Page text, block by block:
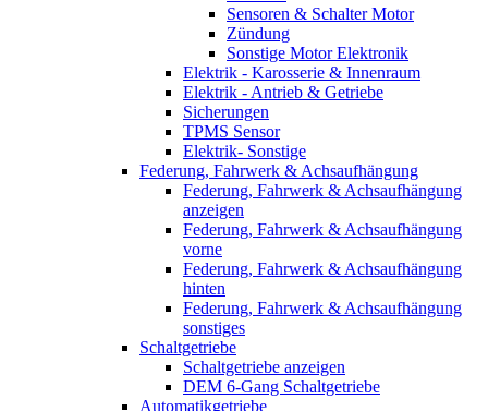
Sensoren & Schalter Motor
Zündung
Sonstige Motor Elektronik
Elektrik - Karosserie & Innenraum
Elektrik - Antrieb & Getriebe
Sicherungen
TPMS Sensor
Elektrik- Sonstige
Federung, Fahrwerk & Achsaufhängung
Federung, Fahrwerk & Achsaufhängung
anzeigen
Federung, Fahrwerk & Achsaufhängung
vorne
Federung, Fahrwerk & Achsaufhängung
hinten
Federung, Fahrwerk & Achsaufhängung
sonstiges
Schaltgetriebe
Schaltgetriebe anzeigen
DEM 6-Gang Schaltgetriebe
Automatikgetriebe